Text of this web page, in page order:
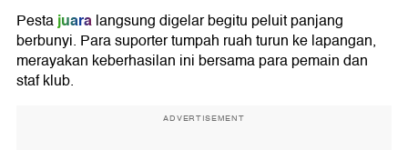
Pestajuaralangsung digelar begitu peluit panjang
berbunyi. Para suporter tumpah ruah turun ke lapangan,
merayakan keberhasilan ini bersama para pemain dan
staf klub.
ADVERTISEMENT